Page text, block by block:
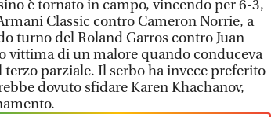
è tornato in campo, vincendo per 6-3,
Classic contro Cameron Norrie, a
turno del Roland Garros contro Juan
vittima di un malore quando conduceva
terzo parziale. Il serbo ha invece preferito
dovuto sfidare Karen Khachanov,